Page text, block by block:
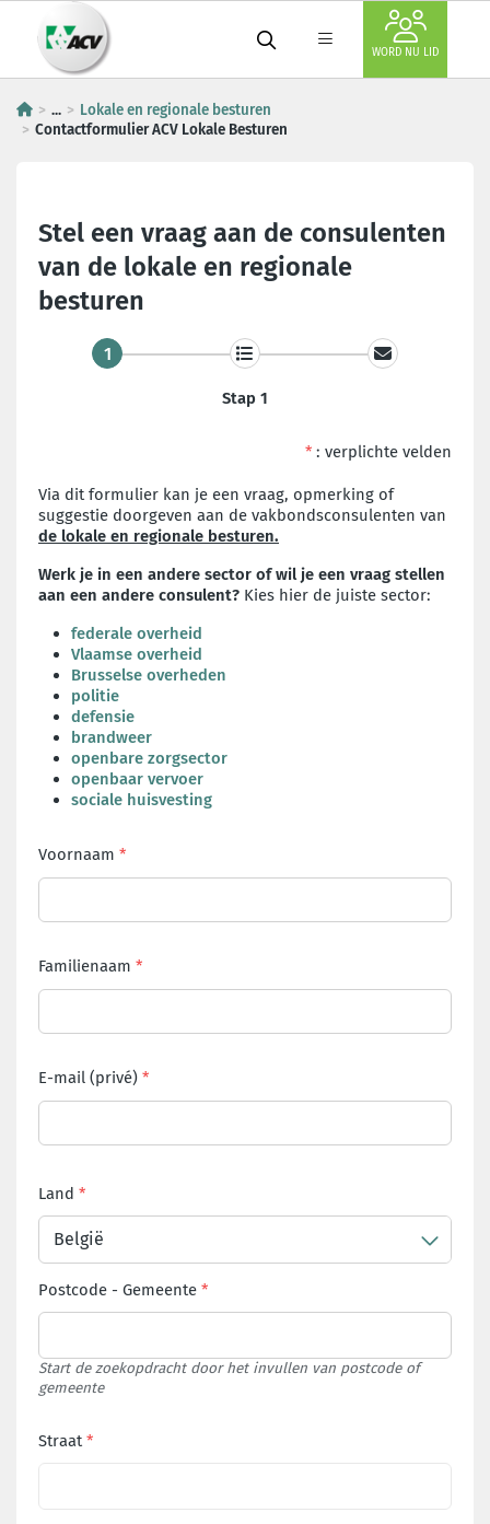
WORD NU LID
...
Lokale en regionale besturen
Contactformulier ACV Lokale Besturen
Stel een vraag aan de consulenten
van de lokale en regionale
besturen
1
Stap 1
* : verplichte velden
Via dit formulier kan je een vraag, opmerking of
suggestie doorgeven aan de vakbondsconsulenten van
de lokale en regionale besturen.
Werk je in een andere sector of wil je een vraag stellen
aan een andere consulent? Kies hier de juiste sector:
federale overheid
Vlaamse overheid
Brusselse overheden
politie
defensie
brandweer
openbare zorgsector
openbaar vervoer
sociale huisvesting
Voornaam
Familienaam
E-mail (privé)
Land
België
Postcode - Gemeente
Start de zoekopdracht door het invullen van postcode of
gemeente
Straat